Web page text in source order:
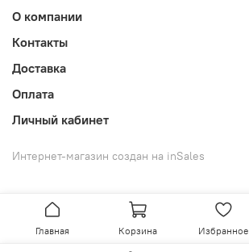
О компании
Контакты
Доставка
Оплата
Личный кабинет
Интернет-магазин создан на inSales
Главная Корзина Избранное